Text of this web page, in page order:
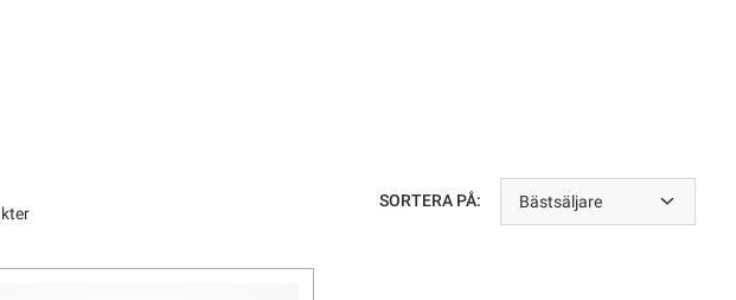
SORTERA PÅ: Bästsäljare